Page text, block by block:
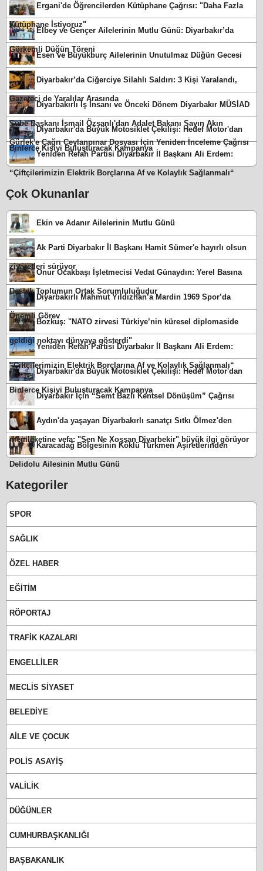
Ergani'de Öğrencilerden Kütüphane Çağrısı: "Daha Fazla
Kütüphane İstiyoruz"
Elbey ve Gençer Ailelerinin Mutlu Günü: Diyarbakır’da
Görkemli Düğün Töreni
Esen ve Büyükburç Ailelerinin Unutulmaz Düğün Gecesi
Diyarbakır’da Ciğerciye Silahlı Saldırı: 3 Kişi Yaralandı,
Gazeteci de Yaralılar Arasında
Diyarbakırlı İş İnsanı ve Önceki Dönem Diyarbakır MÜSİAD
Şube Başkanı İsmail Özşanlı'dan Adalet Bakanı Sayın Akın
Gürlek'e Çağrı Ceylanpınar Dosyası İçin Yeniden İnceleme Çağrısı
Diyarbakır'da Büyük Motosiklet Çekilişi: Hedef Motor'dan
Binlerce Kişiyi Buluşturacak Kampanya
Yeniden Refah Partisi Diyarbakır İl Başkanı Ali Erdem:
“Çiftçilerimizin Elektrik Borçlarına Af ve Kolaylık Sağlanmalı“
Çok Okunanlar
Ekin ve Adanır Ailelerinin Mutlu Günü
Ak Parti Diyarbakır İl Başkanı Hamit Sümer'e hayırlı olsun
ziyaretleri sürüyor
Onur Ocakbaşı İşletmecisi Vedat Günaydın: Yerel Basına
Destek Toplumun Ortak Sorumluluğudur
Diyarbakırlı Mahmut Yıldızhan’a Mardin 1969 Spor’da
Önemli Görev
Bozkuş: "NATO zirvesi Türkiye’nin küresel diplomaside
geldiği noktayı dünyaya gösterdi"
Yeniden Refah Partisi Diyarbakır İl Başkanı Ali Erdem:
“Çiftçilerimizin Elektrik Borçlarına Af ve Kolaylık Sağlanmalı“
Diyarbakır'da Büyük Motosiklet Çekilişi: Hedef Motor'dan
Binlerce Kişiyi Buluşturacak Kampanya
Diyarbakır İçin “Semt Bazlı Kentsel Dönüşüm” Çağrısı
Aydın'da yaşayan Diyarbakırlı sanatçı Sıtkı Ölmez'den
memleketine vefa: "Sen Ne Xoşsan Diyarbekir" büyük ilgi görüyor
Karacadağ Bölgesinin Köklü Türkmen Aşiretlerinden
Delidolu Ailesinin Mutlu Günü
Kategoriler
SPOR
SAĞLIK
ÖZEL HABER
EĞİTİM
RÖPORTAJ
TRAFİK KAZALARI
ENGELLİLER
MECLİS SİYASET
BELEDİYE
AİLE VE ÇOCUK
POLİS ASAYİŞ
VALİLİK
DÜĞÜNLER
CUMHURBAŞKANLIĞI
BAŞBAKANLIK